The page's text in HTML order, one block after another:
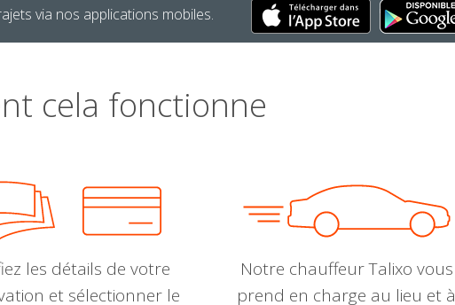
via nos applications mobiles.
cela fonctionne
les détails de votre
et sélectionner le
Notre chauffeur Talixo vous
prend en charge au lieu et à